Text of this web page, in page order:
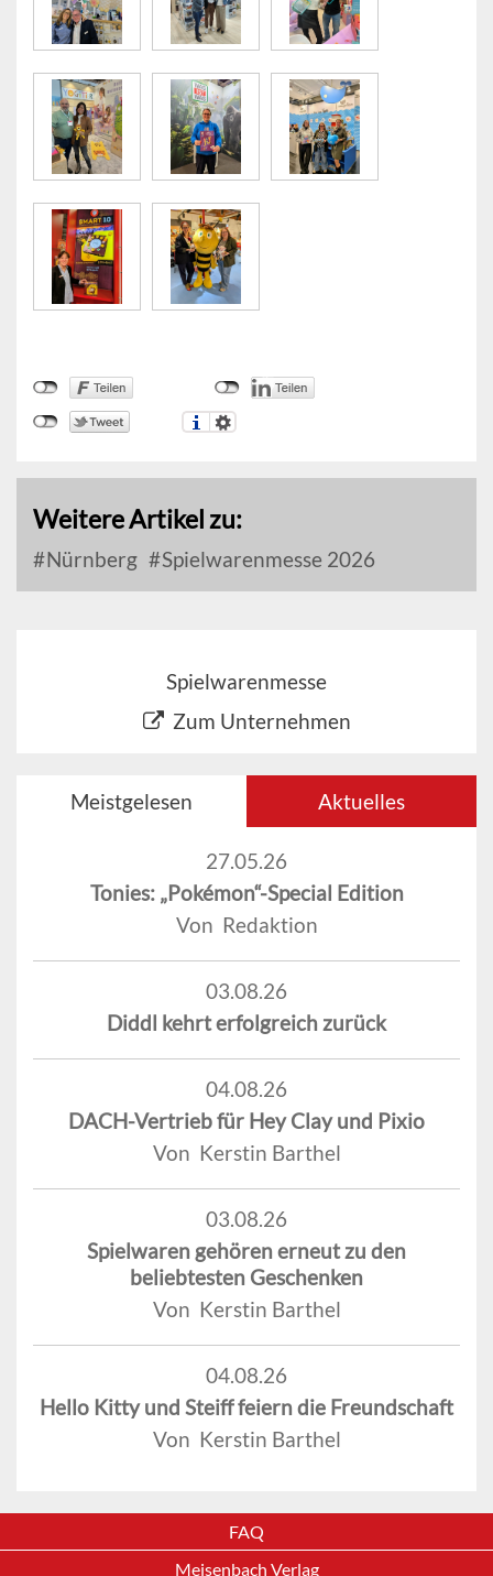
Weitere Artikel zu:
Nürnberg Spielwarenmesse 2026
Spielwarenmesse
Zum Unternehmen
Meistgelesen Aktuelles
27.05.26
Tonies: „Pokémon“-Special Edition
Von Redaktion
03.08.26
Diddl kehrt erfolgreich zurück
04.08.26
DACH-Vertrieb für Hey Clay und Pixio
Von Kerstin Barthel
03.08.26
Spielwaren gehören erneut zu den
beliebtesten Geschenken
Von Kerstin Barthel
04.08.26
Hello Kitty und Steiff feiern die Freundschaft
Von Kerstin Barthel
FAQ
Meisenbach Verlag